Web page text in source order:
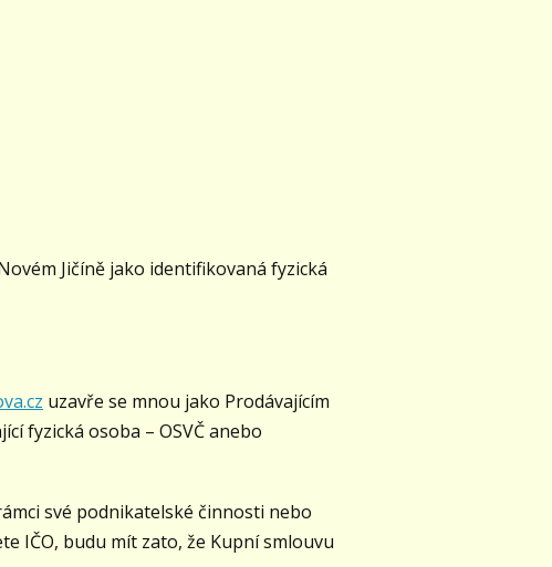
Jičíně jako identifikovaná fyzická
uzavře se mnou jako Prodávajícím
fyzická osoba – OSVČ anebo
své podnikatelské činnosti nebo
IČO, budu mít zato, že Kupní smlouvu